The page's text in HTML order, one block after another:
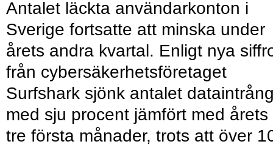
Antalet läckta användarkonton i
Sverige fortsatte att minska under
årets andra kvartal. Enligt nya
från cybersäkerhetsföretaget
Surfshark sjönk antalet
med sju procent jämfört med årets
tre första månader, trots att över